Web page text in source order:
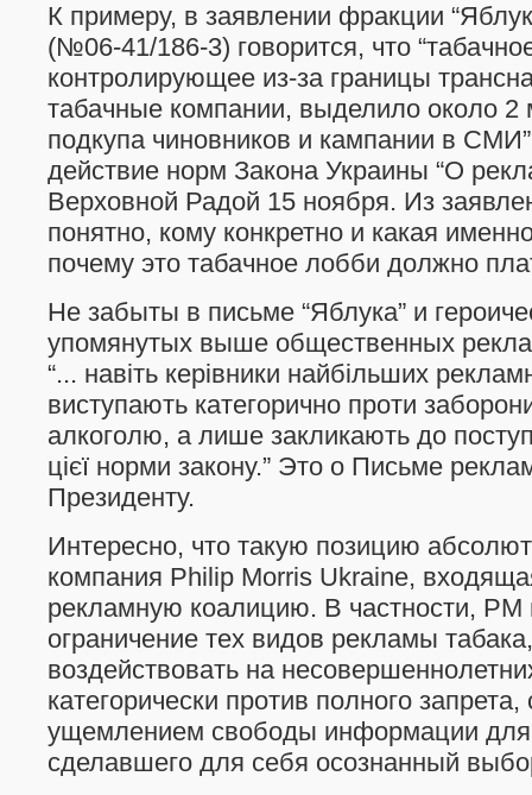
К примеру, в заявлении фракции
(№06-41/186-3) говорится, что
контролирующее из-за границы
табачные компании, выделило около
подкупа чиновников и кампании в
действие норм Закона Украины “О
Верховной Радой 15 ноября. Из
понятно, кому конкретно и какая
почему это табачное лобби должно
Не забыты в письме “Яблука” и
упомянутых выше общественных
“... навiть керiвники найбiльших
виступають категорично проти
алкоголю, а лише закликають до
цiєї норми закону.” Это о Письме
Президенту.
Интересно, что такую позицию
компания Philip Morris Ukraine,
рекламную коалицию. В частности, PM
ограничение тех видов рекламы
воздействовать на
категорически против полного запрета,
ущемлением свободы информации для
сделавшего для себя осознанный